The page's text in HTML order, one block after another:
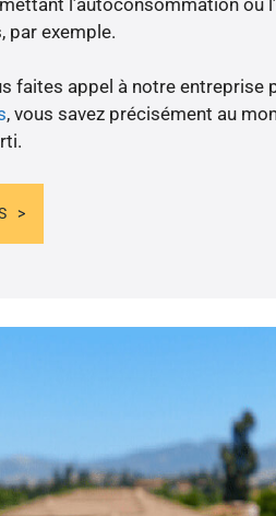
l’autoconsommation ou
par exemple.
faites appel à notre entreprise
, vous savez précisément au